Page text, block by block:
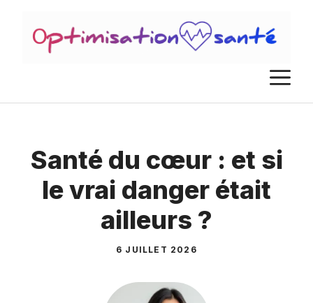
contenu
Santé du cœur : et si
le vrai danger était
ailleurs ?
6 JUILLET 2026